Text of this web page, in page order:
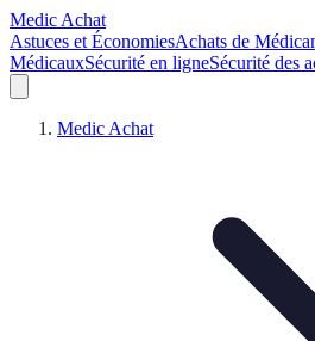
Medic Achat
Astuces et ÉconomiesAchats de
MédicauxSécurité en ligneSécurité des
Medic Achat